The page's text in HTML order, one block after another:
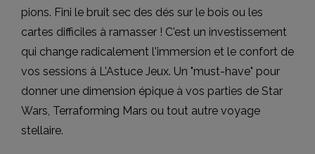
pions. Fini le bruit sec des dés sur le bois ou les
cartes difficiles à ramasser ! C'est un investissement
qui change radicalement l'immersion et le confort de
vos sessions à L'Astuce Jeux. Un "must-have" pour
donner une dimension épique à vos parties de Star
Wars, Terraforming Mars ou tout autre voyage
stellaire.